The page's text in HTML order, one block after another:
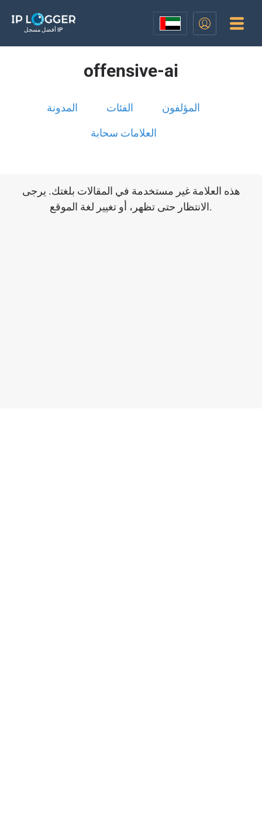
أفضل مسجل IP
offensive-ai
المدونة الفئات المؤلفون
العلامات سحابة